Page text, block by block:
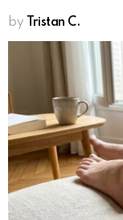
by Tristan C.